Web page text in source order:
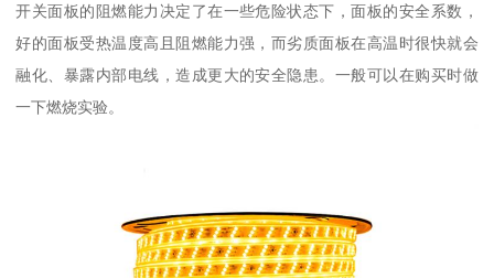
开关面板的阻燃能力决定了在一些危险状态下，面板的安全系数，
好的面板受热温度高且阻燃能力强，而劣质面板在高温时很快就会
融化、暴露内部电线，造成更大的安全隐患。一般可以在购买时做
一下燃烧实验。